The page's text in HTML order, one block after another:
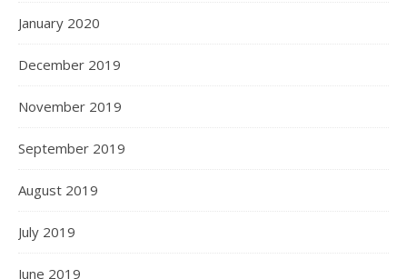
January 2020
December 2019
November 2019
September 2019
August 2019
July 2019
June 2019